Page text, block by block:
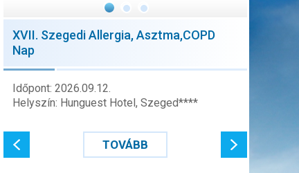
XVII. Szegedi Allergia, Asztma,COPD
Nap
Időpont: 2026.09.12.
Helyszín: Hunguest Hotel, Szeged****
TOVÁBB